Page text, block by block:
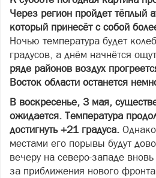
Через регион пройдет тёплый
который принесёт с собой
Ночью температура будет
градусов, а днём начнётся
ряде районов воздух
Восток области останется
В воскресенье, 3 мая,
ожидается. Температура
достигнуть +21 градуса.
местами его порывы будут
вечеру на северо-западе
за приближения нового